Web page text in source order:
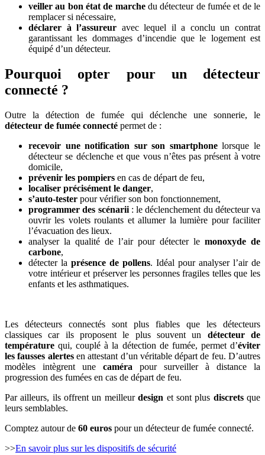
veiller au bon état de marchedu détecteur de fumée et de le
remplacer si nécessaire,
déclarer à l’assureur avec lequel il a conclu un contrat
garantissant les dommages d’incendie que le logement est
équipé d’un détecteur.
Pourquoi opter pour un détecteur
connecté ?
Outre la détection de fumée qui déclenche une sonnerie, le
détecteur de fumée connecté permet de :
recevoir une notification sur son smartphonelorsque le
détecteur se déclenche et que vous n’êtes pas présent à votre
domicile,
prévenir les pompiers en cas de départ de feu,
localiser précisément le danger,
s’auto-tester pour vérifier son bon fonctionnement,
programmer des scénarii: le déclenchement du détecteur va
ouvrir les volets roulants et allumer la lumière pour faciliter
l’évacuation des lieux.
analyser la qualité de l’air pour détecter le monoxyde de
carbone,
détecter la présence de pollens. Idéal pour analyser l’air de
votre intérieur et préserver les personnes fragiles telles que les
enfants et les asthmatiques.
Les détecteurs connectés sont plus fiables que les détecteurs
classiques car ils proposent le plus souvent un détecteur de
température qui, couplé à la détection de fumée, permet d’éviter
les fausses alertesen attestant d’un véritable départ de feu. D’autres
modèles intègrent une caméra pour surveiller à distance la
progression des fumées en cas de départ de feu.
Par ailleurs, ils offrent un meilleurdesign et sont plus discretsque
leurs semblables.
Comptez autour de 60 euros pour un détecteur de fumée connecté.
>>En savoir plus sur les dispositifs de sécurité